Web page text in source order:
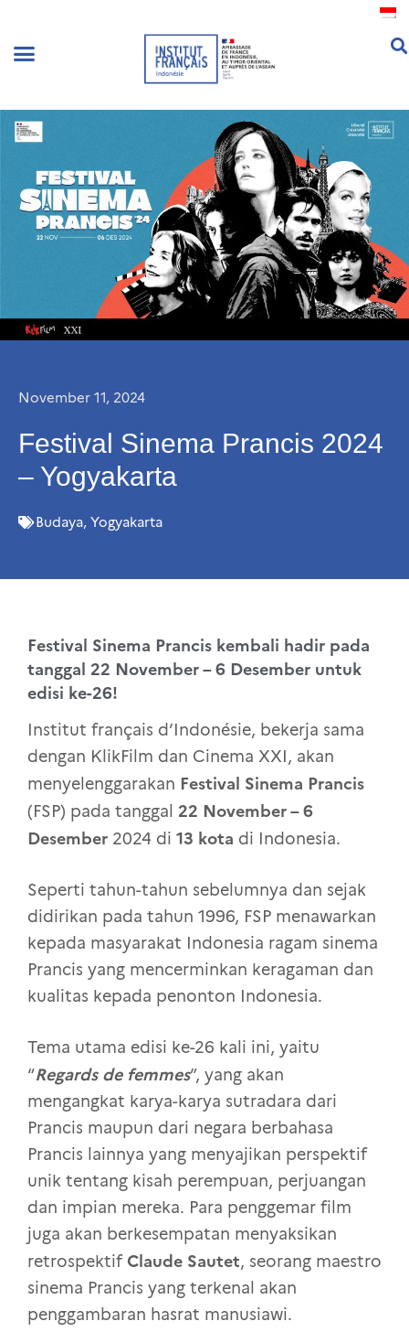
November 11, 2024
Festival Sinema Prancis 2024
– Yogyakarta
Budaya, Yogyakarta
Festival Sinema Prancis kembali hadir pada
tanggal 22 November – 6 Desember untuk
edisi ke-26!
Institut français d’Indonésie, bekerja sama
dengan KlikFilm dan Cinema XXI, akan
menyelenggarakan Festival Sinema Prancis
(FSP) pada tanggal 22 November – 6
Desember 2024 di 13 kota di Indonesia.
Seperti tahun-tahun sebelumnya dan sejak
didirikan pada tahun 1996, FSP menawarkan
kepada masyarakat Indonesia ragam sinema
Prancis yang mencerminkan keragaman dan
kualitas kepada penonton Indonesia.
Tema utama edisi ke-26 kali ini, yaitu
“Regards de femmes”, yang akan
mengangkat karya-karya sutradara dari
Prancis maupun dari negara berbahasa
Prancis lainnya yang menyajikan perspektif
unik tentang kisah perempuan, perjuangan
dan impian mereka. Para penggemar film
juga akan berkesempatan menyaksikan
retrospektifClaude Sautet, seorang maestro
sinema Prancis yang terkenal akan
penggambaran hasrat manusiawi.